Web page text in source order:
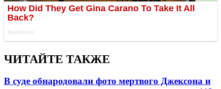
ЧИТАЙТЕ ТАКЖЕ
В суде обнародовали фото мертвого Джексона и